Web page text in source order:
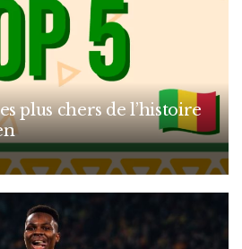
plus chers de l’histoire